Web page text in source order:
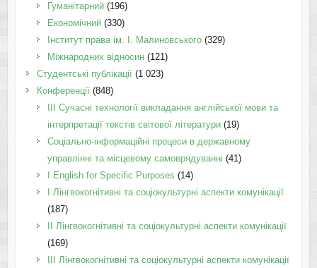
Гуманітарний(196)
Економічний(330)
Інститут права ім. І. Малиновського(329)
Міжнародних відносин(121)
Студентські публікації(1 023)
Конференції(848)
III Сучасні технології викладання англійської мови та
інтерпретації текстів світової літератури(19)
Соціально-інформаційні процеси в державному
управлінні та місцевому самоврядуванні (41)
І English for Specific Purposes (14)
I Лінгвокогнітивні та соціокультурні аспекти комунікації
(187)
IІ Лінгвокогнітивні та соціокультурні аспекти комунікації
(169)
IІI Лінгвокогнітивні та соціокультурні аспекти комунікації